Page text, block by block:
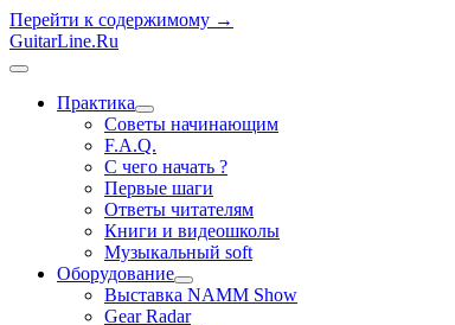
Перейти к содержимому →
GuitarLine.Ru
открыть
Практика
открыть
меню
Советы начинающим
F.A.Q.
С чего начать ?
Первые шаги
Ответы читателям
Книги и видеошколы
Музыкальный soft
Оборудование
открыть
меню
Выставка NAMM Show
Gear Radar